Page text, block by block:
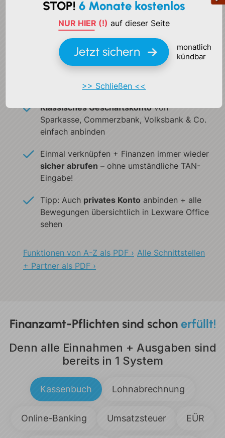
Geschäftskonto kostenlos integrieren
Klassisches Geschäftskonto von
Sparkasse, Commerzbank, Volksbank & Co.
einfach anbinden
Einmal verknüpfen + Finanzen immer wieder
sicher abrufen – ohne umständliche TAN-
Eingabe!
Tipp: Auch privates Konto anbinden + alle
Bewegungen übersichtlich in Lexware Office
sehen
Funktionen von A-Z als PDF › Alle Schnittstellen
+ Partner als PDF ›
Finanzamt-Pflichten sind schon erfüllt!
Denn alle Einnahmen + Ausgaben sind
bereits in 1 System
Kassenbuch Lohnabrechnung
Online-Banking Umsatzsteuer EÜR
STOP!6 Monate kostenlos
NUR HIER (!) auf dieser Seite
Jetzt sichern
monatlich
kündbar
>> Schließen <<